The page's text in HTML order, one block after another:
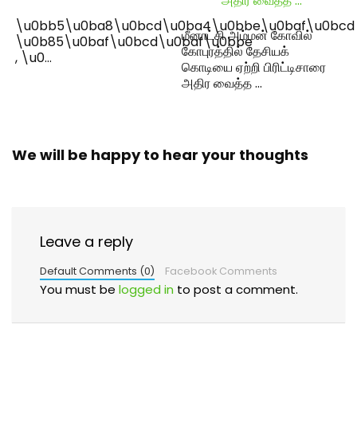
\u0bb5\u0ba8\u0bcd\u0ba4\u0bbe\u0baf\u0bcd
\u0b85\u0baf\u0bcd\u0baf\u0bbe
, \u0…
மீனாட்சி அம்மன் கோவில்
கோபுரத்தில் தேசியக்
கொடியை ஏற்றி பிரிட்டிசாரை
அதிர வைத்த …
We will be happy to hear your thoughts
Leave a reply
Default Comments (0) Facebook Comments
You must be logged in to post a comment.